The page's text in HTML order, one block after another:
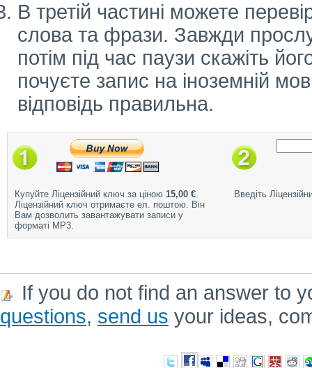
В третій частині можете
слова та фрази. Завжди
потім під час паузи скажіть
почуєте запис на іноземній
відповідь правильна.
Купуйте Ліцензійний ключ за ціною 15,00 €.
Ліцензійний ключ отримаєте ел. поштою. Він
Вам дозволить завантажувати записи у
форматі MP3.
Введіть
If you do not find an answer to
questions, send us your ideas,